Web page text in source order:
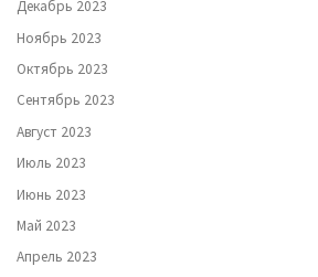
Декабрь 2023
Ноябрь 2023
Октябрь 2023
Сентябрь 2023
Август 2023
Июль 2023
Июнь 2023
Май 2023
Апрель 2023